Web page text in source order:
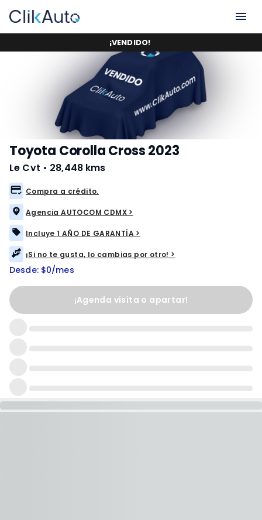
¡VENDIDO!
Toyota Corolla Cross 2023
Le Cvt • 28,448 kms
Compra a crédito.
Agencia AUTOCOM CDMX >
Incluye 1 AÑO DE GARANTÍA >
¡Si no te gusta, lo cambias por otro! >
Desde: $0/mes
¡Agenda visita o apartar!